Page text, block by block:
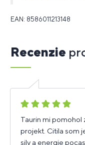
EAN: 8586011213148
Recenzie
5
Taurin mi pomohol
projekt. Citila som
sily a energie